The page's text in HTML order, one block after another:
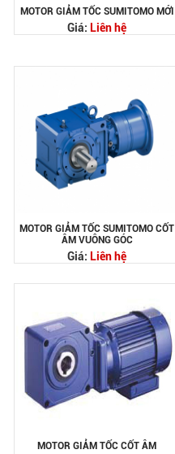
MOTOR GIẢM TỐC SUMITOMO MỚI
Giá: Liên hệ
MOTOR GIẢM TỐC SUMITOMO CỐT
ÂM VUÔNG GÓC
Giá: Liên hệ
MOTOR GIẢM TỐC CỐT ÂM